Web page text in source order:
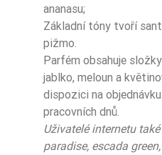
ananasu;
Základní tóny tvoří
pižmo.
Parfém obsahuje
jablko, meloun a
dispozici na
pracovních dnů.
Uživatelé internetu
paradise, escada